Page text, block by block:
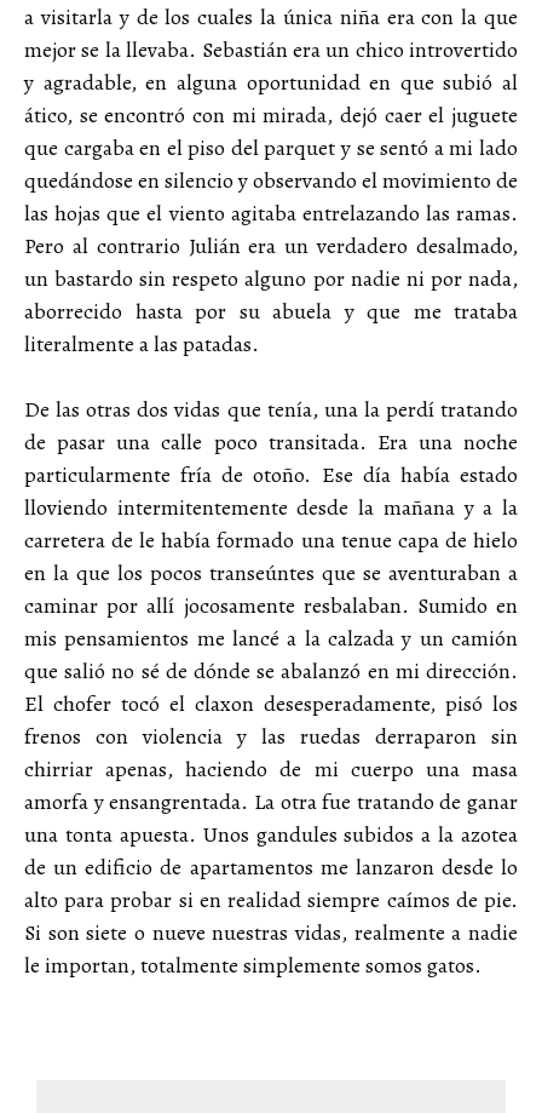
a visitarla y de los cuales la única niña era con la que
mejor se la llevaba. Sebastián era un chico introvertido
y agradable, en alguna oportunidad en que subió al
ático, se encontró con mi mirada, dejó caer el juguete
que cargaba en el piso del parquet y se sentó a mi lado
quedándose en silencio y observando el movimiento de
las hojas que el viento agitaba entrelazando las ramas.
Pero al contrario Julián era un verdadero desalmado,
un bastardo sin respeto alguno por nadie ni por nada,
aborrecido hasta por su abuela y que me trataba
literalmente a las patadas.
De las otras dos vidas que tenía, una la perdí tratando
de pasar una calle poco transitada. Era una noche
particularmente fría de otoño. Ese día había estado
lloviendo intermitentemente desde la mañana y a la
carretera de le había formado una tenue capa de hielo
en la que los pocos transeúntes que se aventuraban a
caminar por allí jocosamente resbalaban. Sumido en
mis pensamientos me lancé a la calzada y un camión
que salió no sé de dónde se abalanzó en mi dirección.
El chofer tocó el claxon desesperadamente, pisó los
frenos con violencia y las ruedas derraparon sin
chirriar apenas, haciendo de mi cuerpo una masa
amorfa y ensangrentada. La otra fue tratando de ganar
una tonta apuesta. Unos gandules subidos a la azotea
de un edificio de apartamentos me lanzaron desde lo
alto para probar si en realidad siempre caímos de pie.
Si son siete o nueve nuestras vidas, realmente a nadie
le importan, totalmente simplemente somos gatos.